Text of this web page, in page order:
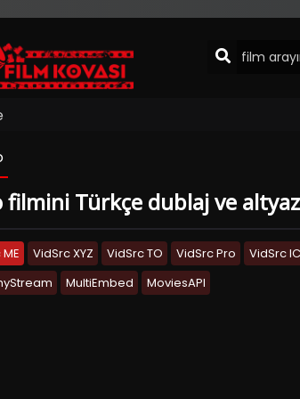
filmini Türkçe dublaj ve
VidSrc XYZ VidSrc TO VidSrc Pro VidSrc
MultiEmbed MoviesAPI